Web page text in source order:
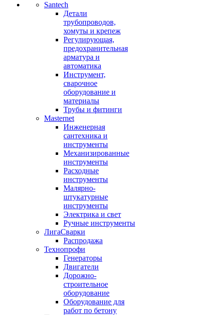
Santech
Детали
трубопроводов,
хомуты и крепеж
Регулирующая,
предохранительная
арматура и
автоматика
Инструмент,
сварочное
оборудование и
материалы
Трубы и фитинги
Masternet
Инженерная
сантехника и
инструменты
Механизированные
инструменты
Расходные
инструменты
Малярно-
штукатурные
инструменты
Электрика и свет
Ручные инструменты
ЛигаСварки
Распродажа
Технопрофи
Генераторы
Двигатели
Дорожно-
строительное
оборудование
Оборудование для
работ по бетону